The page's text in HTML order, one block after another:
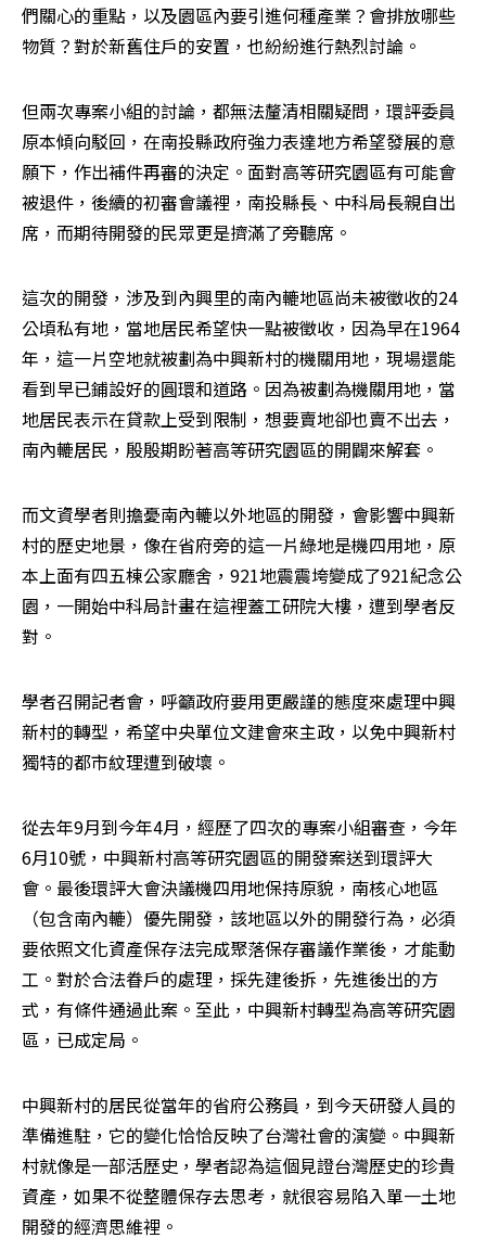
們關心的重點，以及園區內要引進何種產業？會排放哪些
物質？對於新舊住戶的安置，也紛紛進行熱烈討論。
但兩次專案小組的討論，都無法釐清相關疑問，環評委員
原本傾向駁回，在南投縣政府強力表達地方希望發展的意
願下，作出補件再審的決定。面對高等研究園區有可能會
被退件，後續的初審會議裡，南投縣長、中科局長親自出
席，而期待開發的民眾更是擠滿了旁聽席。
這次的開發，涉及到內興里的南內轆地區尚未被徵收的24
公頃私有地，當地居民希望快一點被徵收，因為早在1964
年，這一片空地就被劃為中興新村的機關用地，現場還能
看到早已鋪設好的圓環和道路。因為被劃為機關用地，當
地居民表示在貸款上受到限制，想要賣地卻也賣不出去，
南內轆居民，殷殷期盼著高等研究園區的開闢來解套。
而文資學者則擔憂南內轆以外地區的開發，會影響中興新
村的歷史地景，像在省府旁的這一片綠地是機四用地，原
本上面有四五棟公家廳舍，921地震震垮變成了921紀念公
園，一開始中科局計畫在這裡蓋工研院大樓，遭到學者反
對。
學者召開記者會，呼籲政府要用更嚴謹的態度來處理中興
新村的轉型，希望中央單位文建會來主政，以免中興新村
獨特的都市紋理遭到破壞。
從去年9月到今年4月，經歷了四次的專案小組審查，今年
6月10號，中興新村高等研究園區的開發案送到環評大
會。最後環評大會決議機四用地保持原貌，南核心地區
（包含南內轆）優先開發，該地區以外的開發行為，必須
要依照文化資產保存法完成聚落保存審議作業後，才能動
工。對於合法眷戶的處理，採先建後拆，先進後出的方
式，有條件通過此案。至此，中興新村轉型為高等研究園
區，已成定局。
中興新村的居民從當年的省府公務員，到今天研發人員的
準備進駐，它的變化恰恰反映了台灣社會的演變。中興新
村就像是一部活歷史，學者認為這個見證台灣歷史的珍貴
資產，如果不從整體保存去思考，就很容易陷入單一土地
開發的經濟思維裡。